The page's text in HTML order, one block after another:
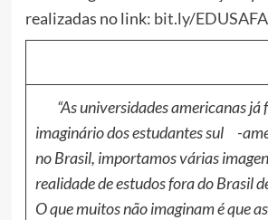
realizadas no link: bit.ly/
“As universidades americanas já
imaginário dos estudantessul
-
no Brasil, importamos várias
realidade de estudos fora do Brasil
O que muitos não imaginam é que